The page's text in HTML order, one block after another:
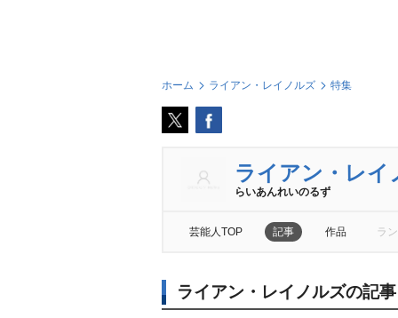
ホーム ライアン・レイノルズ 特集
ライアン・レイ
らいあんれいのるず
芸能人TOP 記事 作品 ラ
ライアン・レイノルズの記